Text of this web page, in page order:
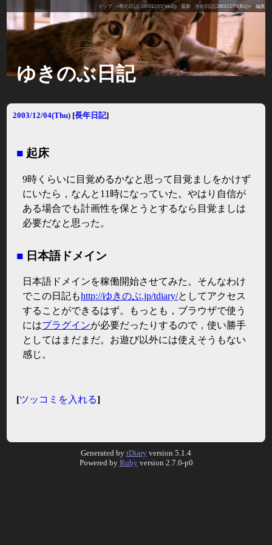
トップ «前の日記(2003/12/03(Wed)) 最新 次の日記(2003/12/05(Fri))» 編集
ゆきのぶ日記
2003/12/04(Thu) [長年日記]
■ 起床
9時くらいに目覚めるかなと思って目覚ましをかけず
にいたら，なんと11時になっていた。やはり自信が
ある場合でも計画性を保とうとするなら目覚ましは
必要だなと思った。
■ 日本語ドメイン
日本語ドメインを稼働開始させてみた。そんなわけ
でこの日記もhttp://ゆきのぶ.jp/tdiary/としてアクセス
することができるはず。もっとも，ブラウザで使う
にはプラグインが必要だったりするので，使い勝手
としてはまだまだ。お遊び以外には使えそうもない
感じ。
[ツッコミを入れる]
Generated by tDiary version 5.1.4
Powered by Rubyversion 2.7.0-p0